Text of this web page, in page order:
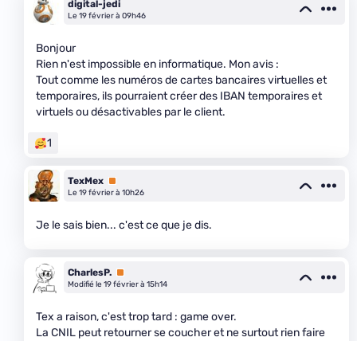
digital-jedi
Le 19 février à 09h46
Bonjour
Rien n'est impossible en informatique. Mon avis :
Tout comme les numéros de cartes bancaires virtuelles et
temporaires, ils pourraient créer des IBAN temporaires et
virtuels ou désactivables par le client.
1
TexMex Premium
Le 19 février à 10h26
Je le sais bien... c'est ce que je dis.
CharlesP. Premium
Modifié le 19 février à 15h14
Tex a raison, c'est trop tard : game over.
La CNIL peut retourner se coucher et ne surtout rien faire